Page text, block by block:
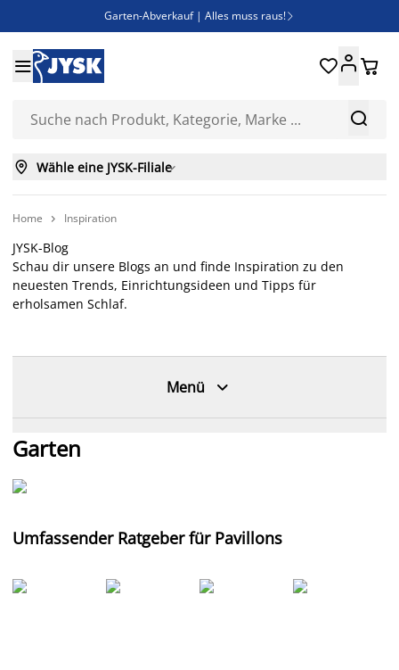
Garten-Abverkauf | Alles muss raus! 
Bist du Unternehmer? Entdecke JYSK-B2B
Esszimmerstuhl ADSLEV um nur 40€


 
 Wähle eine JYSK-Filiale
Home  Inspiration
JYSK-Blog
Schau dir unsere Blogs an und finde Inspiration zu den
neuesten Trends, Einrichtungsideen und Tipps für
erholsamen Schlaf.
Menü 
Garten
Umfassender Ratgeber für Pavillons